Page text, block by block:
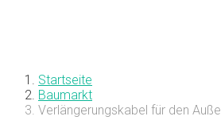
Startseite
Baumarkt
Verlängerungskabel für den